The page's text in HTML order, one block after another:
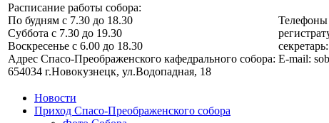
Расписание работы собора:
По будням с 7.30 до 18.30
Суббота с 7.30 до 19.30
Воскресенье с 6.00 до 18.30
Адрес Спасо-Преображенского кафедрального собора:
654034 г.Новокузнецк, ул.Водопадная, 18
Телефоны
E-mail:
Новости
Приход Спасо-Преображенского собора